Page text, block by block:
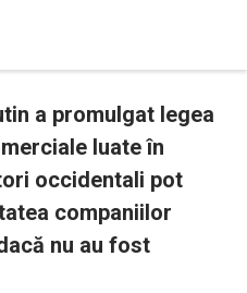
a promulgat legea
luate în
occidentali pot
companiilor
nu au fost